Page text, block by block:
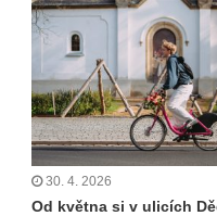
30. 4. 2026
Od května si v ulicích